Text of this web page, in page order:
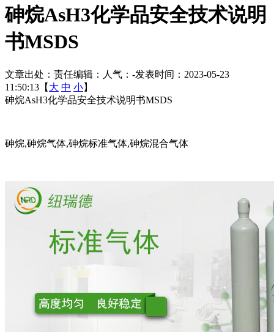
砷烷AsH3化学品安全技术说明
书MSDS
文章出处： 责任编辑： 人气： -发表时间：2023-05-23
11:50:13【 大 中 小】
砷烷AsH3化学品安全技术说明书MSDS
砷烷,砷烷气体,砷烷标准气体,砷烷混合气体